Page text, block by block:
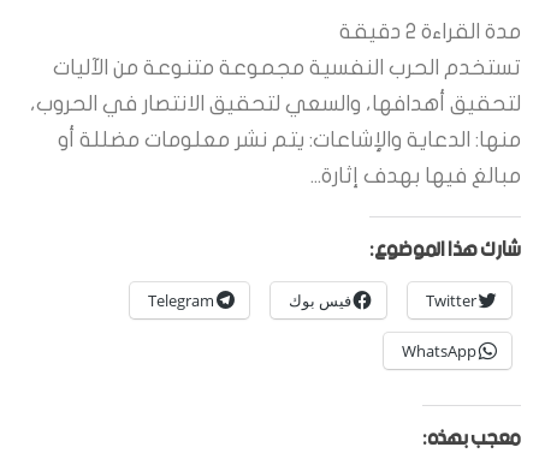
مدة القراءة 2 دقيقة
تستخدم الحرب النفسية مجموعة متنوعة من الآليات
لتحقيق أهدافها، والسعي لتحقيق الانتصار في الحروب،
منها: الدعاية والإشاعات: يتم نشر معلومات مضللة أو
مبالغ فيها بهدف إثارة...
شارك هذا الموضوع:
Twitter فيس بوك Telegram
WhatsApp
معجب بهذه: